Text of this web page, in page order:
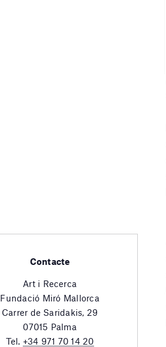
Contacte
Art i Recerca
Fundació Miró Mallorca
Carrer de Saridakis, 29
07015 Palma
Tel. +34 971 70 14 20